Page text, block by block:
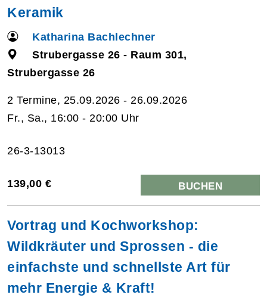
Keramik
Katharina Bachlechner
Strubergasse 26 - Raum 301,
Strubergasse 26
2 Termine, 25.09.2026 - 26.09.2026
Fr., Sa., 16:00 - 20:00 Uhr
26-3-13013
139,00 € BUCHEN
Vortrag und Kochworkshop:
Wildkräuter und Sprossen - die
einfachste und schnellste Art für
mehr Energie & Kraft!